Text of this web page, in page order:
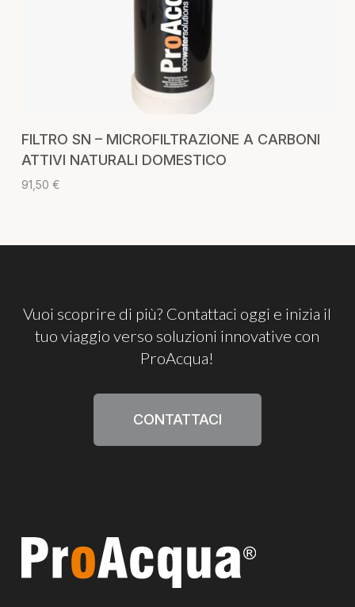
FILTRO SN – MICROFILTRAZIONE A CARBONI
ATTIVI NATURALI DOMESTICO
91,50 €
Vuoi scoprire di più? Contattaci oggi e inizia il
tuo viaggio verso soluzioni innovative con
ProAcqua!
CONTATTACI